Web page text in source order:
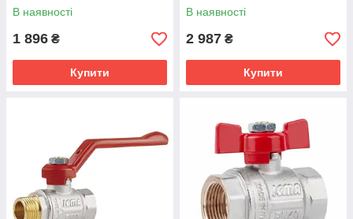
В наявності
1 896 ₴
Купити
В наявності
2 987 ₴
Купити